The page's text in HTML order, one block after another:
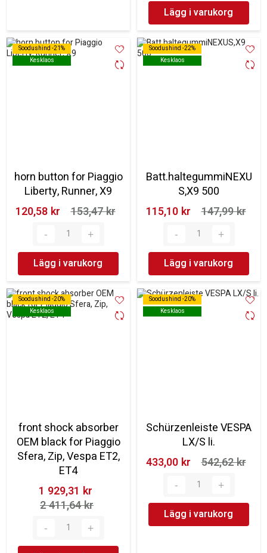
Lägg i varukorg
Soodushind -21%
Kesklaos
Soodushind -21%
Kesklaos
horn button for Piaggio
Liberty, Runner, X9
120,58 kr‎
153,47 kr‎
Lägg i varukorg
Soodushind -22%
Kesklaos
Soodushind -22%
Kesklaos
Batt.haltegummiNEXU
S,X9 500
115,10 kr‎
147,99 kr‎
Lägg i varukorg
Soodushind -20%
Kesklaos
Soodushind -20%
Kesklaos
front shock absorber
OEM black for Piaggio
Sfera, Zip, Vespa ET2,
ET4
1 929,31 kr‎
2 411,64 kr‎
Soodushind -20%
Kesklaos
Soodushind -20%
Kesklaos
Schürzenleiste VESPA
LX/S li.
433,00 kr‎
542,62 kr‎
Lägg i varukorg